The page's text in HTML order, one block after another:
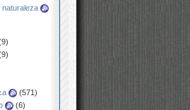
naturaleza
(571)
(6)